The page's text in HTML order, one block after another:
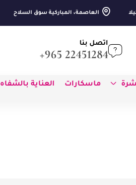
العاصمة، المباركية سوق السلاح
اتصل بنا
22451284 965+
ماسكارات العناية بالشفاه